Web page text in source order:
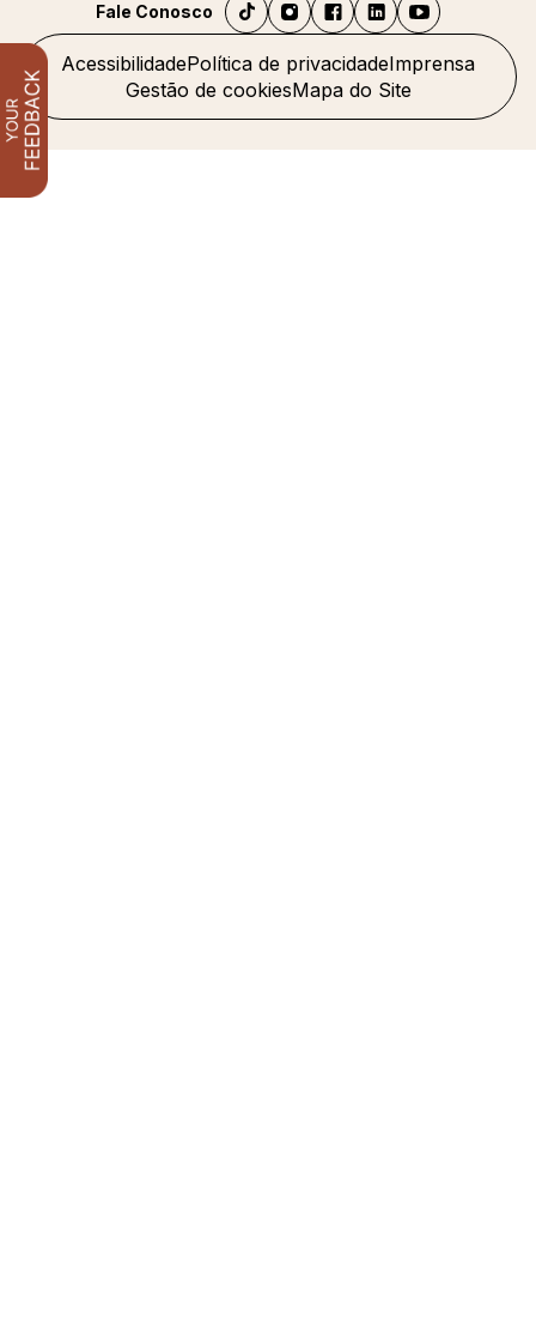
AcessibilidadePolítica de privacidadeImprensa
Gestão de cookiesMapa do Site
Fale Conosco